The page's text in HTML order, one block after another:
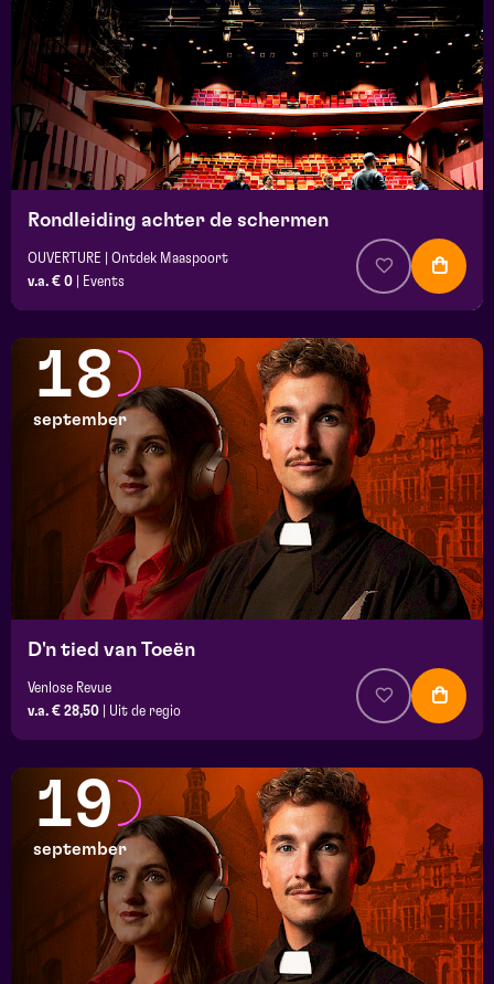
Rondleiding achter de schermen
OUVERTURE | Ontdek Maaspoort
v.a. € 0
Events
18
september
D'n tied van Toeën
Venlose Revue
v.a. € 28,50
Uit de regio
19
september